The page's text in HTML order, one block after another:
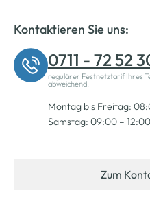
Kontaktieren Sie uns:
0711 - 72 52
regulärer Festnetztarif Ihres
abweichend.
Montag bis Freitag:
Samstag: 09:00 –
Zum